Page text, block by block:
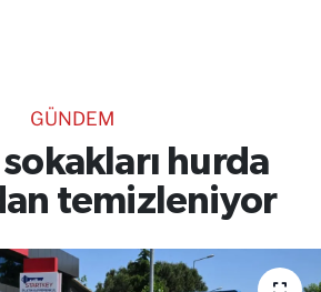
GÜNDEM
hurda
temizleniyor
Dinle